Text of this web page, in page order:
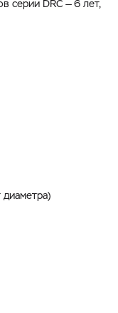
серии DRC — 6 лет,
диаметра)